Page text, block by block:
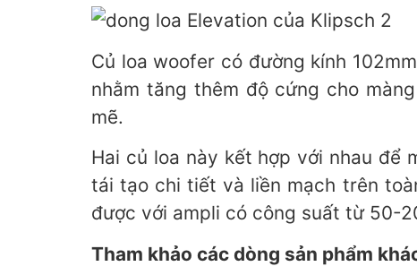
Củ loa woofer có đường kính
nhằm tăng thêm độ cứng cho
mẽ.
Hai củ loa này kết hợp với nhau để
tái tạo chi tiết và liền mạch trên
được với ampli có công suất từ 50-
Tham khảo các dòng sản phẩm